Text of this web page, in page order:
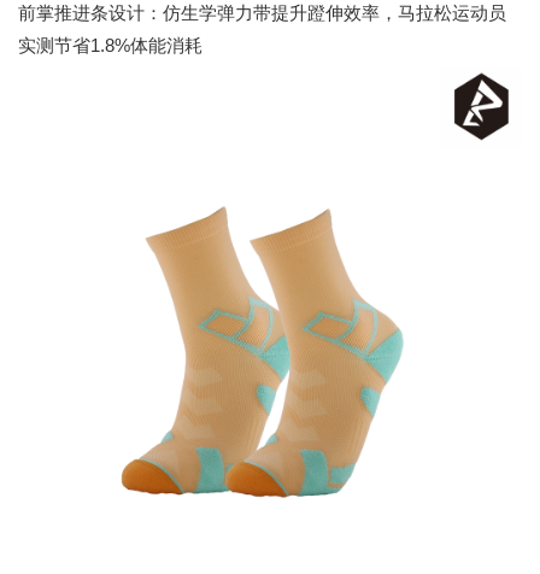
前掌推进条设计：仿生学弹力带提升蹬伸效率，马拉松运动员
实测节省1.8%体能消耗